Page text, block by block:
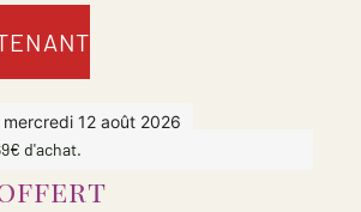
12 août 2026
d'achat.
offert